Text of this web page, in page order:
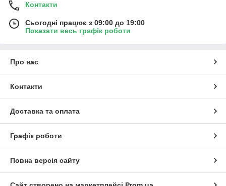
Контакти
Сьогодні працює з 09:00 до 19:00
Показати весь графік роботи
Про нас
Контакти
Доставка та оплата
Графік роботи
Повна версія сайту